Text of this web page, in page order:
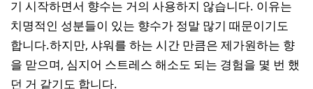
기 시작하면서 향수는 거의 사용하지 않습니다. 이유는
치명적인 성분들이 있는 향수가 정말 많기 때문이기도
합니다.하지만, 샤워를 하는 시간 만큼은 제가원하는 향
을 맏으며, 심지어 스트레스 해소도 되는 경험을 몇 번 했
던 거 같기도 합니다.